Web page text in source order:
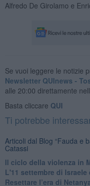
Alfredo De Girolamo e
Se vuoi leggere le notizie
Newsletter QUInews -
alle 20:00 direttamente
Basta cliccare QUI
Ti potrebbe
Articoli dal Blog “Fauda e
Catassi
Il ciclo della violenza in
L'11 settembre di
Resettare l’era di